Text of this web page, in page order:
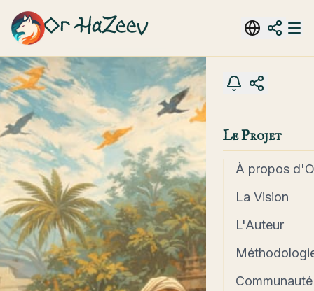
Or HaZeev
Le Projet
À propos
La Vision
L'Auteur
Communauté